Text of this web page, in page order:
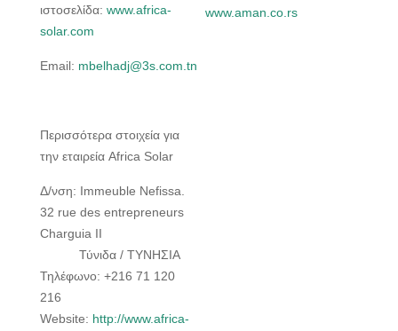
ιστοσελίδα: www.africa-
solar.com
Email: mbelhadj@3s.com.tn
Περισσότερα στοιχεία για
την εταιρεία Africa Solar
Δ/νση: Immeuble Nefissa.
32 rue des entrepreneurs
Charguia II
Τύνιδα / ΤΥΝΗΣΙΑ
Τηλέφωνο: +216 71 120
216
Website: http://www.africa-
www.aman.co.rs